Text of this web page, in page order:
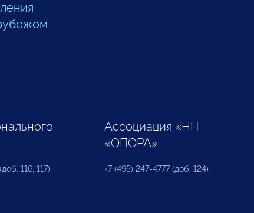
116, 117)
Ассоциация «НП
«ОПОРА»
+7 (495) 247-4777 (доб. 124)